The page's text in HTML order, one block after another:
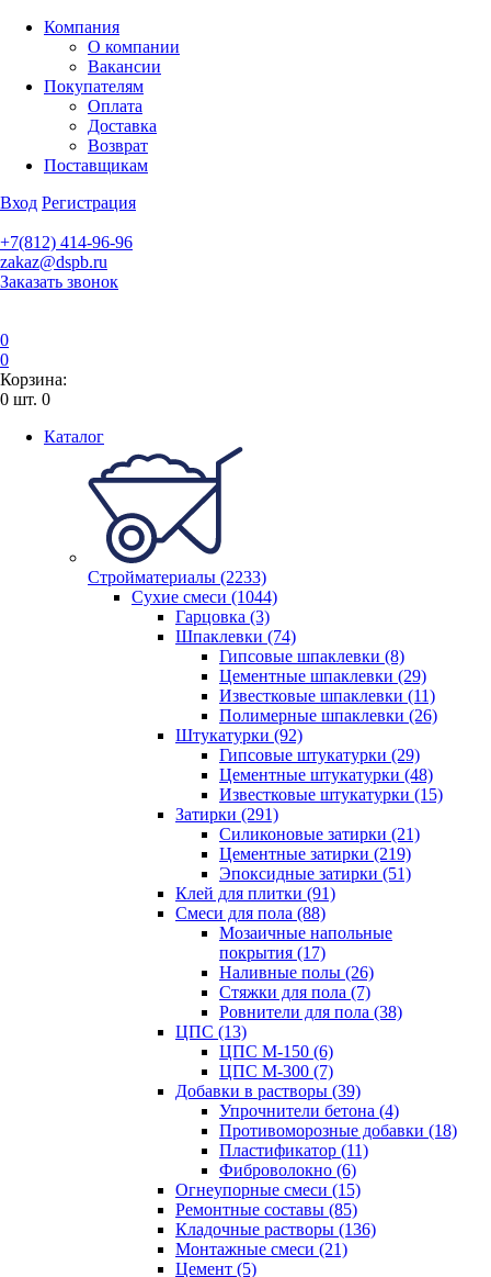
Компания
О компании
Вакансии
Покупателям
Оплата
Доставка
Возврат
Поставщикам
Вход Регистрация
+7(812) 414-96-96
zakaz@dspb.ru
Заказать звонок
0
0
Корзина:
0 шт. 0
Каталог
Стройматериалы (2233)
Сухие смеси (1044)
Гарцовка (3)
Шпаклевки (74)
Гипсовые шпаклевки (8)
Цементные шпаклевки (29)
Известковые шпаклевки (11)
Полимерные шпаклевки (26)
Штукатурки (92)
Гипсовые штукатурки (29)
Цементные штукатурки (48)
Известковые штукатурки (15)
Затирки (291)
Силиконовые затирки (21)
Цементные затирки (219)
Эпоксидные затирки (51)
Клей для плитки (91)
Смеси для пола (88)
Мозаичные напольные
покрытия (17)
Наливные полы (26)
Стяжки для пола (7)
Ровнители для пола (38)
ЦПС (13)
ЦПС М-150 (6)
ЦПС М-300 (7)
Добавки в растворы (39)
Упрочнители бетона (4)
Противоморозные добавки (18)
Пластификатор (11)
Фиброволокно (6)
Огнеупорные смеси (15)
Ремонтные составы (85)
Кладочные растворы (136)
Монтажные смеси (21)
Цемент (5)